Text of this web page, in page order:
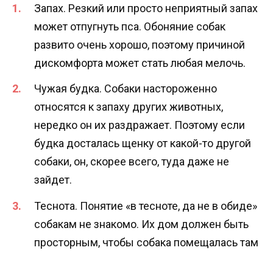
Запах. Резкий или просто неприятный запах
может отпугнуть пса. Обоняние собак
развито очень хорошо, поэтому причиной
дискомфорта может стать любая мелочь.
Чужая будка. Собаки настороженно
относятся к запаху других животных,
нередко он их раздражает. Поэтому если
будка досталась щенку от какой-то другой
собаки, он, скорее всего, туда даже не
зайдет.
Теснота. Понятие «в тесноте, да не в обиде»
собакам не знакомо. Их дом должен быть
просторным, чтобы собака помещалась там